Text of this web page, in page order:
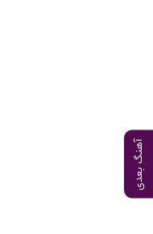
آهنگ بعدی